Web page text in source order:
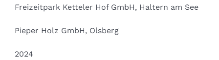
Freizeitpark Ketteler Hof GmbH, Haltern am See
Pieper Holz GmbH, Olsberg
2024